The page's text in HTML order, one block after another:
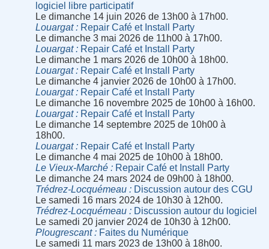
logiciel libre participatif
Le dimanche 14 juin 2026 de 13h00 à 17h00.
Louargat
Repair Café et Install Party
Le dimanche 3 mai 2026 de 11h00 à 17h00.
Louargat
Repair Café et Install Party
Le dimanche 1 mars 2026 de 10h00 à 18h00.
Louargat
Repair Café et Install Party
Le dimanche 4 janvier 2026 de 10h00 à 17h00.
Louargat
Repair Café et Install Party
Le dimanche 16 novembre 2025 de 10h00 à 16h00.
Louargat
Repair Café et Install Party
Le dimanche 14 septembre 2025 de 10h00 à
18h00.
Louargat
Repair Café et Install Party
Le dimanche 4 mai 2025 de 10h00 à 18h00.
Le Vieux-Marché
Repair Café et Install Party
Le dimanche 24 mars 2024 de 09h00 à 18h00.
Trédrez-Locquémeau
Discussion autour des CGU
Le samedi 16 mars 2024 de 10h30 à 12h00.
Trédrez-Locquémeau
Discussion autour du logiciel
Le samedi 20 janvier 2024 de 10h30 à 12h00.
Plougrescant
Faites du Numérique
Le samedi 11 mars 2023 de 13h00 à 18h00.